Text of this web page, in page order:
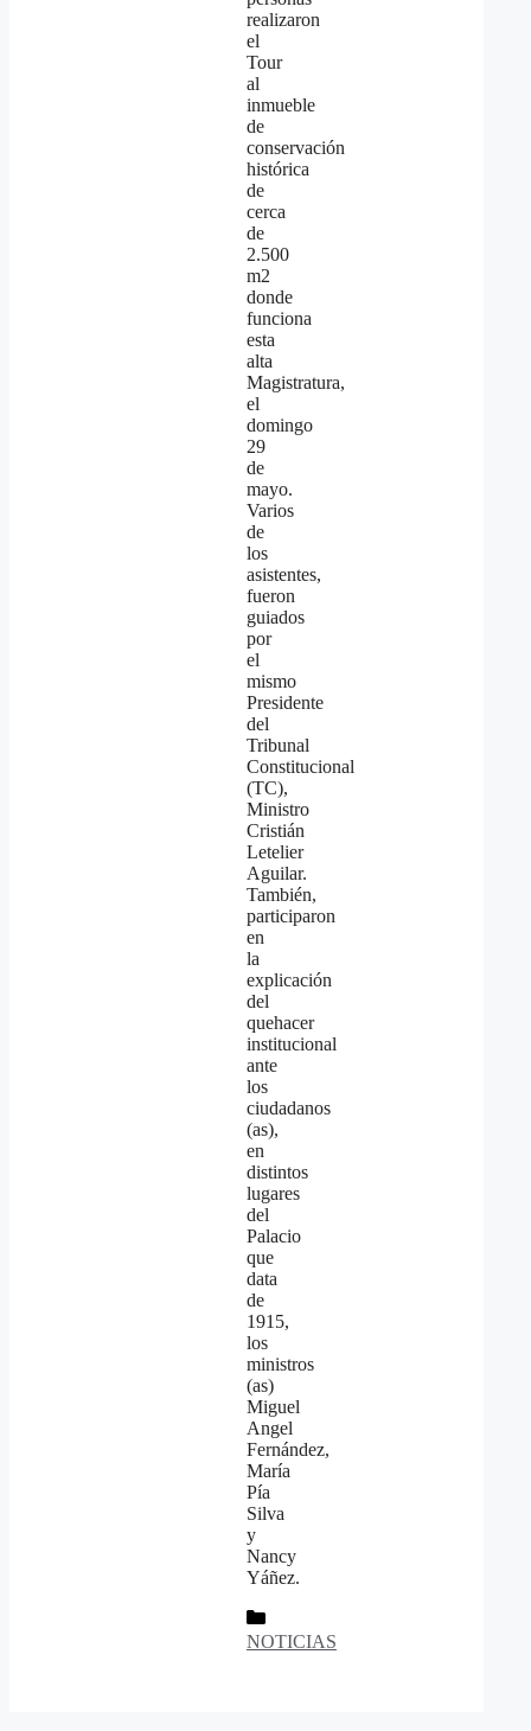
realizaron
el
Tour
al
inmueble
de
conservación
histórica
de
cerca
de
2.500
m2
donde
funciona
esta
alta
Magistratura,
el
domingo
29
de
mayo.
Varios
de
los
asistentes,
fueron
guiados
por
el
mismo
Presidente
del
Tribunal
Constitucional
(TC),
Ministro
Cristián
Letelier
Aguilar.
También,
participaron
en
la
explicación
del
quehacer
institucional
ante
los
ciudadanos
(as),
en
distintos
lugares
del
Palacio
que
data
de
1915,
los
ministros
(as)
Miguel
Angel
Fernández,
María
Pía
Silva
y
Nancy
Yáñez.
Categorías
NOTICIAS